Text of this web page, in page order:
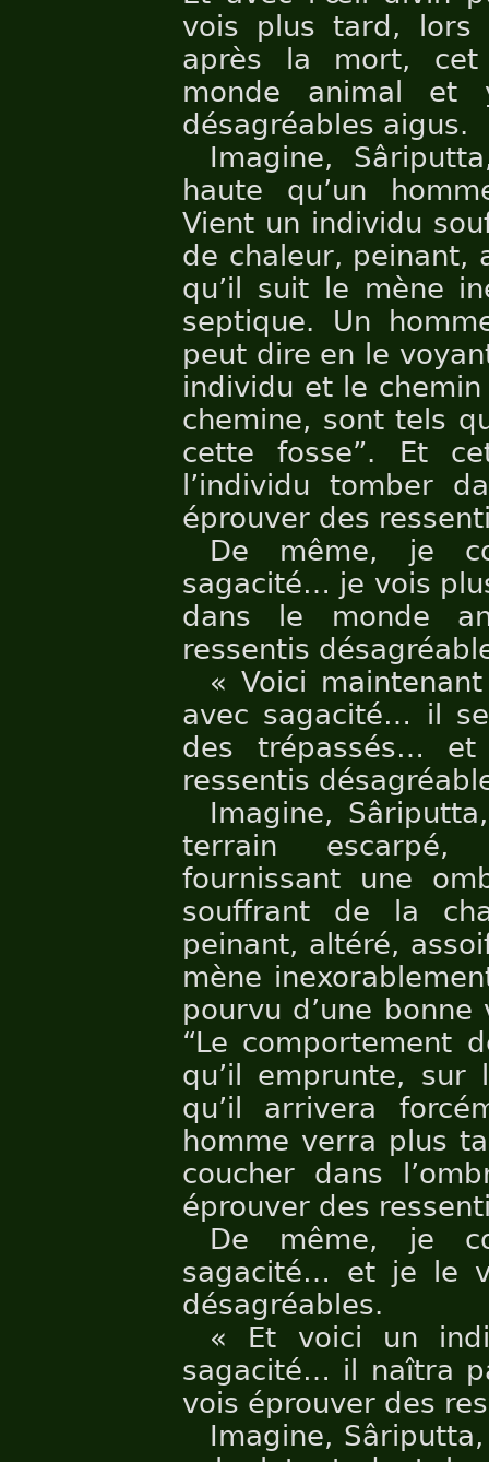
vois plus tard,
après la mort,
monde animal et
désagréables aigus.
Imagine,
haute qu’un
Vient un individu
de chaleur, peinant,
qu’il suit le mène
septique. Un
peut dire en le
individu et le
chemine, sont tels
cette fosse”. Et
l’individu tomber
éprouver des
De même, je
sagacité… je vois
dans le monde
ressentis
« Voici
avec sagacité… il
des trépassés…
ressentis
Imagine,
terrain escarpé,
fournissant une
souffrant de la
peinant, altéré,
mène
pourvu d’une
“Le comportement
qu’il emprunte,
qu’il arrivera
homme verra plus
coucher dans
éprouver des
De même, je
sagacité… et je le
désagréables.
« Et voici un
sagacité… il naîtra
vois éprouver des
Imagine,